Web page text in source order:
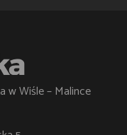
w Wiśle – Malince